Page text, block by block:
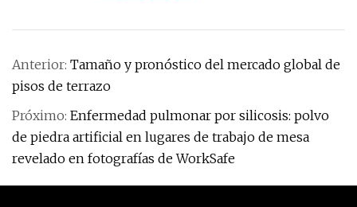
Anterior: Tamaño y pronóstico del mercado global de
pisos de terrazo
Próximo: Enfermedad pulmonar por silicosis: polvo
de piedra artificial en lugares de trabajo de mesa
revelado en fotografías de WorkSafe